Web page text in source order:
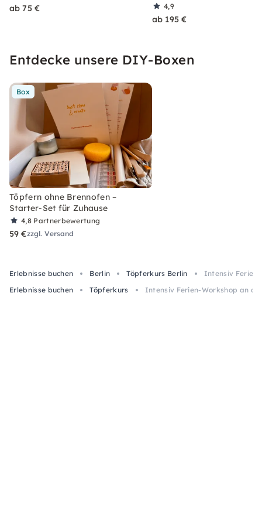
ab 75 € 4,9
ab 195 €
Entdecke unsere DIY-Boxen
Box
Töpfern ohne Brennofen –
Starter-Set für Zuhause
4,8 Partnerbewertung
59 €zzgl. Versand
Erlebnisse buchen Berlin Töpferkurs Berlin
Intensiv
Erlebnisse buchen
Töpferkurs Intensiv Ferien-Workshop an